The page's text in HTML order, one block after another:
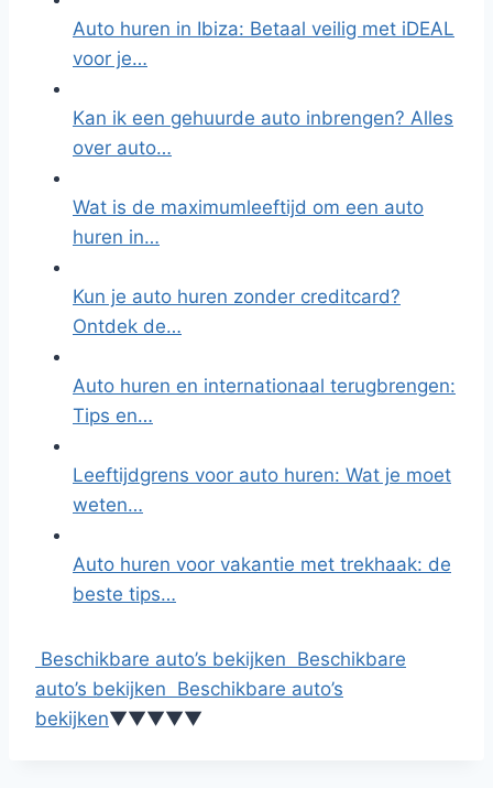
Auto huren in Ibiza: Betaal veilig met iDEAL
voor je…
Kan ik een gehuurde auto inbrengen? Alles
over auto…
Wat is de maximumleeftijd om een auto
huren in…
Kun je auto huren zonder creditcard?
Ontdek de…
Auto huren en internationaal terugbrengen:
Tips en…
Leeftijdgrens voor auto huren: Wat je moet
weten…
Auto huren voor vakantie met trekhaak: de
beste tips…
Beschikbare auto’s bekijken Beschikbare
auto’s bekijken Beschikbare auto’s
bekijken▼▼▼▼▼